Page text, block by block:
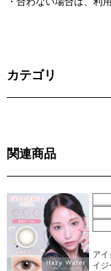
カテゴリ
関連商品
ア
イジ